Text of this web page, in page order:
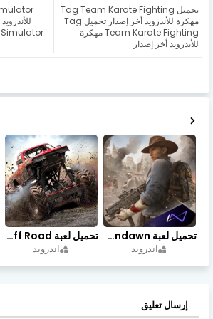
تحميل Tag Team Karate Fighting
مهكرة للأندرويد أخر إصدار تحميل Tag
Team Karate Fighting مهكرة
للأندرويد أخر إصدار
Simulator مهكرة للأندرويد أخر إصدار
تحميل لعبة Undawn مهكرة للأندرويد أخر إصدار | تحميل مباشر + موارد غير محدودة
اندرويد
تحميل لعبة Trucks Off Road مهكرة اخر اصدار
اندرويد
إرسال تعليق